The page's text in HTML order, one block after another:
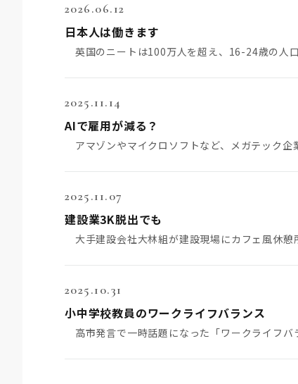
2026.06.12
日本人は働きます
英国のニートは100万人を超え、16-24歳の人
2025.11.14
AIで雇用が減る？
2025.11.07
建設業3K脱出でも
2025.10.31
小中学校教員のワークライフバランス